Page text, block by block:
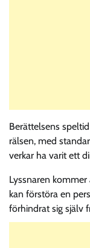
Berättelsens
rälsen, med
verkar ha varit ett
Lyssnaren
kan förstöra en
förhindrat sig själv